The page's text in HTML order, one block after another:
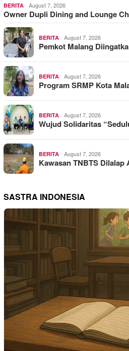
BERITA August 7, 2026
Owner Dupli Dining and Lounge
BERITA August 7, 2026
Pemkot Malang
BERITA August 7, 2026
Program SRMP Kota
BERITA August 7, 2026
Wujud Solidaritas
BERITA August 7, 2026
Kawasan TNBTS
SASTRA INDONESIA